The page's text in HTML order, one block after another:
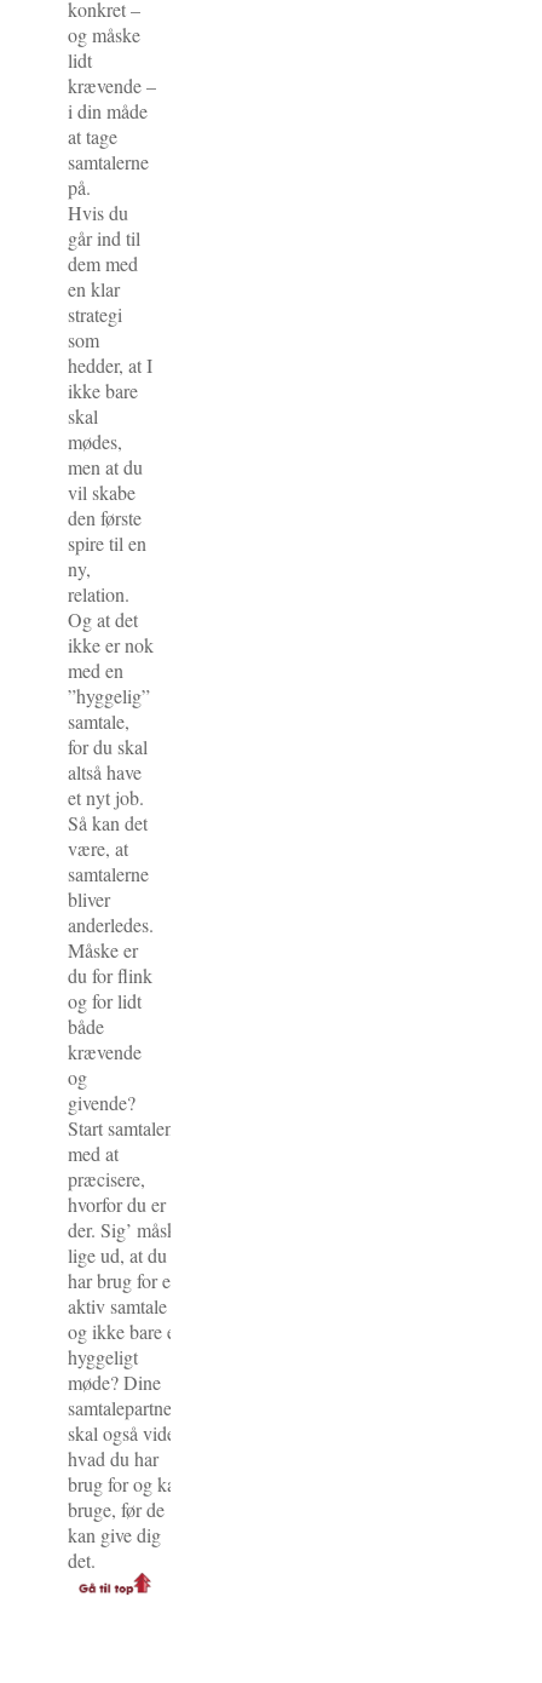
konkret –
og måske
lidt
krævende –
i din måde
at tage
samtalerne
på.
Hvis du
går ind til
dem med
en klar
strategi
som
hedder, at I
ikke bare
skal
mødes,
men at du
vil skabe
den første
spire til en
ny,
relation.
Og at det
ikke er nok
med en
”hyggelig”
samtale,
for du skal
altså have
et nyt job.
Så kan det
være, at
samtalerne
bliver
anderledes.
Måske er
du for flink
og for lidt
både
krævende
og
givende?
Start samtalen
med at
præcisere,
hvorfor du er
der. Sig’ måske
lige ud, at du
har brug for en
aktiv samtale
og ikke bare et
hyggeligt
møde? Dine
samtalepartnere
skal også vide,
hvad du har
brug for og kan
bruge, før de
kan give dig
det.